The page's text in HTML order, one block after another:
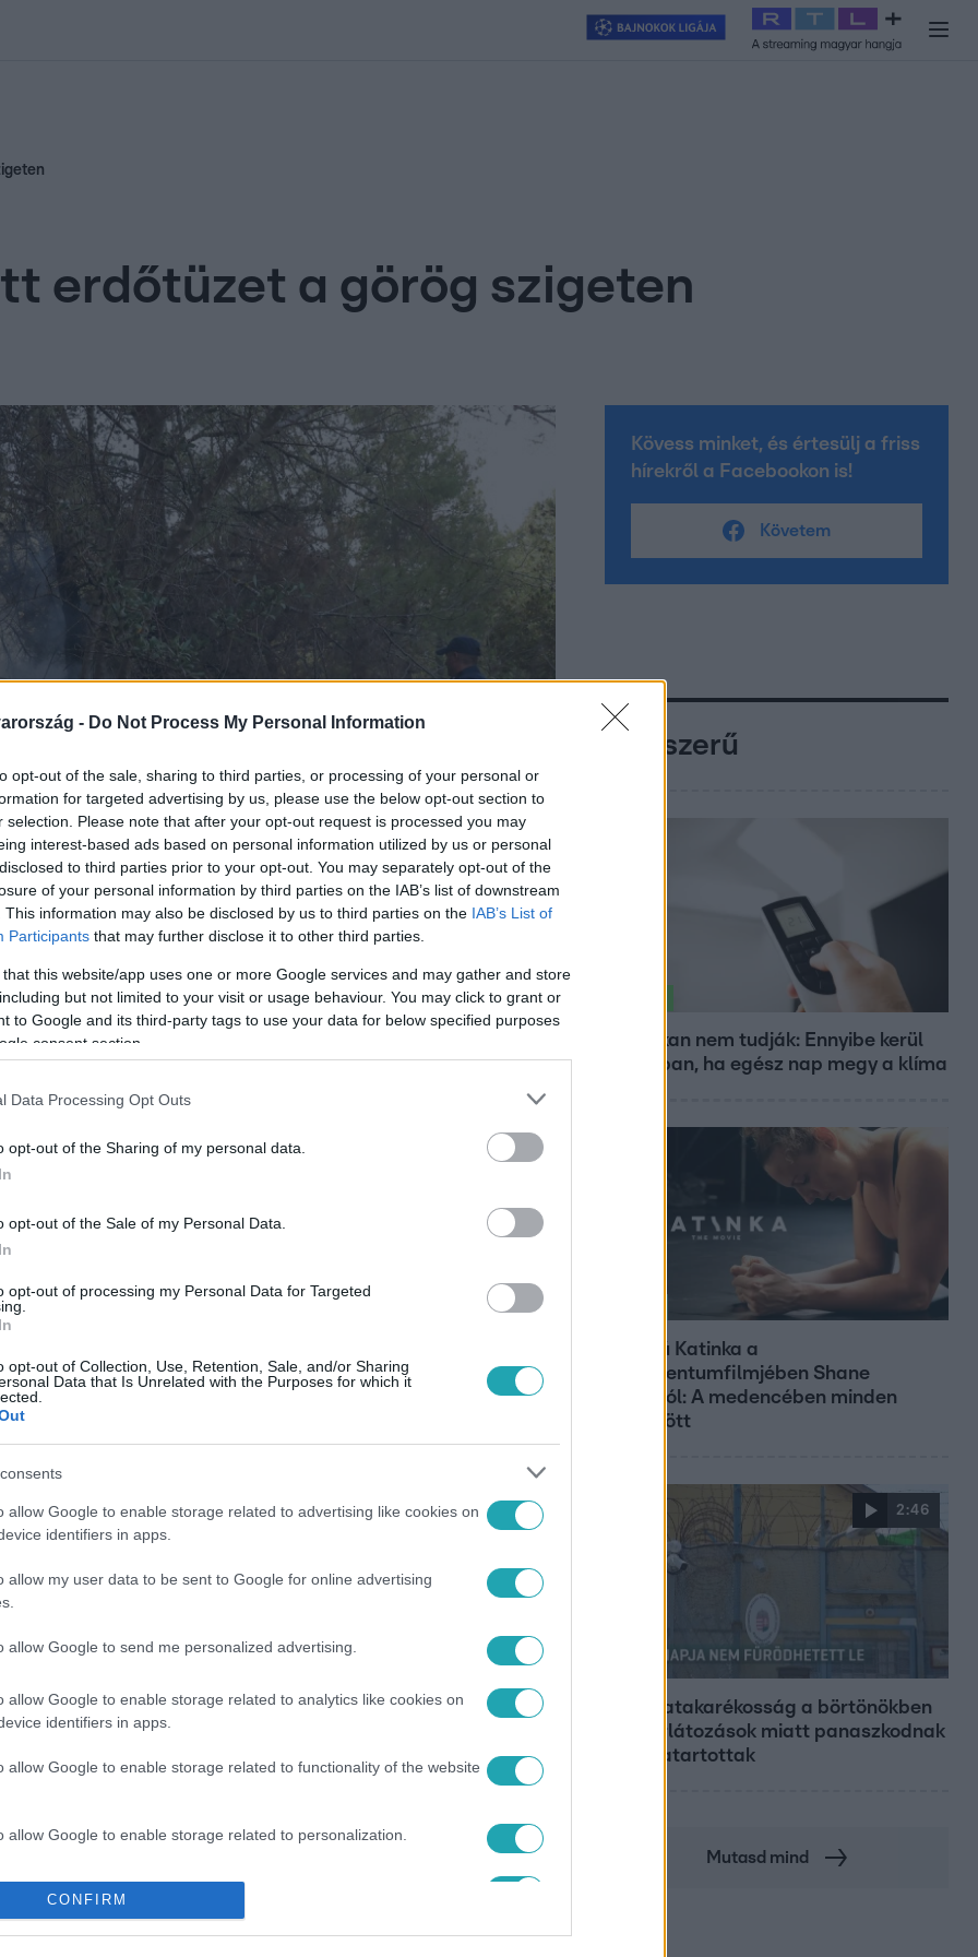
- Do Not Process My Personal Information
opt-out of the sale, sharing to third parties, or processing of your personal or
for targeted advertising by us, please use the below opt-out section to
selection. Please note that after your opt-out request is processed you may
interest-based ads based on personal information utilized by us or personal
to third parties prior to your opt-out. You may separately opt-out of the
of your personal information by third parties on the IAB’s list of downstream
This information may also be disclosed by us to third parties on the IAB’s List of
Participants that may further disclose it to other third parties.
that this website/app uses one or more Google services and may gather and store
but not limited to your visit or usage behaviour. You may click to grant or
to Google and its third-party tags to use your data for below specified purposes
consent section.
Data Processing Opt Outs
opt-out of the Sharing of my personal data.
opt-out of the Sale of my Personal Data.
opt-out of processing my Personal Data for Targeted
opt-out of Collection, Use, Retention, Sale, and/or Sharing
Data that Is Unrelated with the Purposes for which it
allow Google to enable storage related to advertising like cookies on
identifiers in apps.
allow my user data to be sent to Google for online advertising
allow Google to send me personalized advertising.
allow Google to enable storage related to analytics like cookies on
identifiers in apps.
allow Google to enable storage related to functionality of the website
allow Google to enable storage related to personalization.
allow Google to enable storage related to security, including
functionality and fraud prevention, and other user protection.
CONFIRM
Exek csatája 2026 Celeb vagyok, ments ki innen
erdőtüzet a görög szigeten
felett, a bozótosba hajtott, ahol
átterjedtek a közeli erdőre is. A
a sziget ügyészsége
miatt is vádat emelt ellene.
legyen a Google-találatokban!
Kövess minket, és értesülj a friss
hírekről a Facebookon is!
Követem
Népszerű
Ezt sokan nem tudják: Ennyibe kerül
valójában, ha egész nap megy a klíma
Hosszú Katinka a
dokumentumfilmjében Shane
Tusupról: A medencében minden
működött
2:46
Energiatakarékosság a börtönökben
is – korlátozások miatt panaszkodnak
a fogvatartottak
Mutasd mind